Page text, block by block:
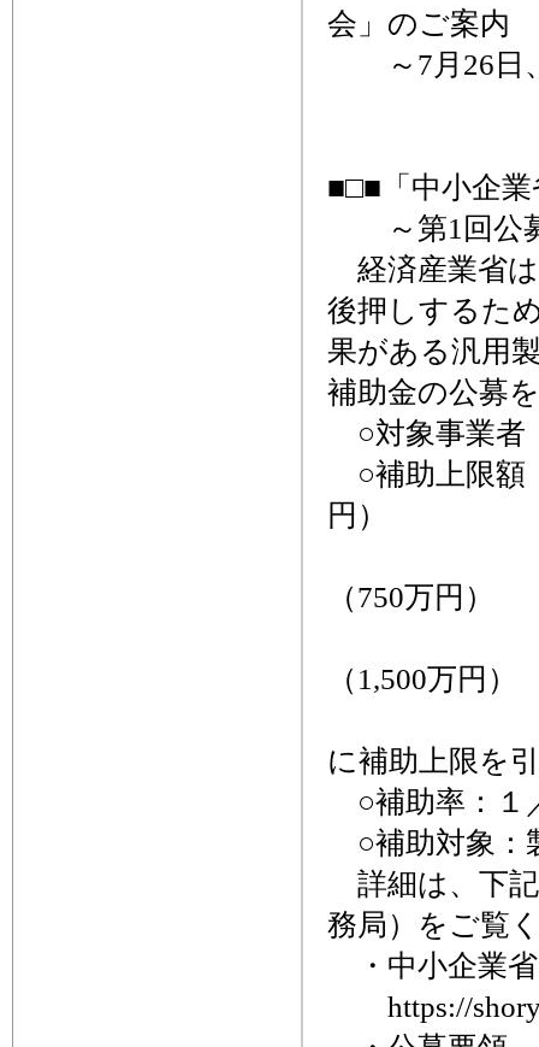
会」のご案内
～7月26日
■□■「中小企
～第1回公募
経済産業省は
後押しするた
果がある汎用
補助金の公募
○対象事業者
○補助上限
円）
（750万円）
（1,500万円）
に補助上限を
○補助率：１
○補助対象：
詳細は、下記
務局）をご覧
・中小企業
https://